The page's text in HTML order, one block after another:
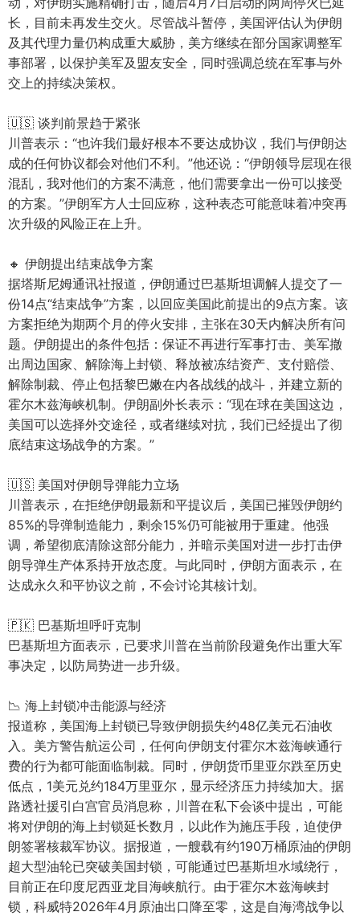
长，目前未再发生交火。尽管战斗暂停，美国评估认为伊朗
及其代理力量仍构成重大威胁，美方继续在部分国家调整军
事部署，以保护美军及盟友安全，同时强调总统在军事与外
交上的持续决策权。
🇺🇸 谈判前景趋于紧张
川普表示：“也许我们最好根本不要达成协议，我们与伊朗达
成的任何协议都会对他们不利。”他还说：“伊朗领导层现在很
混乱，我对他们的方案不满意，他们需要拿出一份可以接受
的方案。”伊朗军方人士回应称，这种表态可能意味着冲突再
次升级的风险正在上升。
🔸 伊朗提出结束战争方案
据塔斯尼姆通讯社报道，伊朗通过巴基斯坦调解人提交了一
份14点“结束战争”方案，以回应美国此前提出的9点方案。该
方案拒绝为期两个月的停火安排，主张在30天内解决所有问
题。伊朗提出的条件包括：保证不再进行军事打击、美军撤
出周边国家、解除海上封锁、释放被冻结资产、支付赔偿、
解除制裁、停止包括黎巴嫩在内各战线的战斗，并建立新的
霍尔木兹海峡机制。伊朗副外长表示：“现在球在美国这边，
美国可以选择外交途径，或者继续对抗，我们已经提出了彻
底结束这场战争的方案。”
🇺🇸 美国对伊朗导弹能力立场
川普表示，在拒绝伊朗最新和平提议后，美国已摧毁伊朗约
85%的导弹制造能力，剩余15%仍可能被用于重建。他强
调，希望彻底清除这部分能力，并暗示美国对进一步打击伊
朗导弹生产体系持开放态度。与此同时，伊朗方面表示，在
达成永久和平协议之前，不会讨论其核计划。
🇵🇰 巴基斯坦呼吁克制
巴基斯坦方面表示，已要求川普在当前阶段避免作出重大军
事决定，以防局势进一步升级。
📉 海上封锁冲击能源与经济
报道称，美国海上封锁已导致伊朗损失约48亿美元石油收
入。美方警告航运公司，任何向伊朗支付霍尔木兹海峡通行
费的行为都可能面临制裁。同时，伊朗货币里亚尔跌至历史
低点，1美元兑约184万里亚尔，显示经济压力持续加大。据
路透社援引白宫官员消息称，川普在私下会谈中提出，可能
将对伊朗的海上封锁延长数月，以此作为施压手段，迫使伊
朗签署核裁军协议。据报道，一艘载有约190万桶原油的伊朗
超大型油轮已突破美国封锁，可能通过巴基斯坦水域绕行，
目前正在印度尼西亚龙目海峡航行。由于霍尔木兹海峡封
锁，科威特2026年4月原油出口降至零，这是自海湾战争以